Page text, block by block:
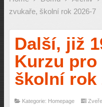
zvukaře, školní rok 2026-7
Další, již
Kurzu pro
školní rok
Kategorie: Homepage